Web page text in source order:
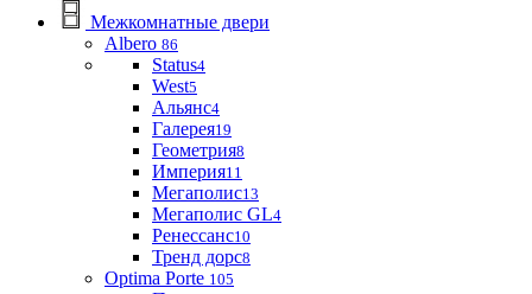
Межкомнатные двери
Albero 86
Status4
West5
Альянс4
Галерея19
Геометрия8
Империя11
Мегаполис13
Мегаполис GL4
Ренессанс10
Тренд дорс8
Optima Porte 105